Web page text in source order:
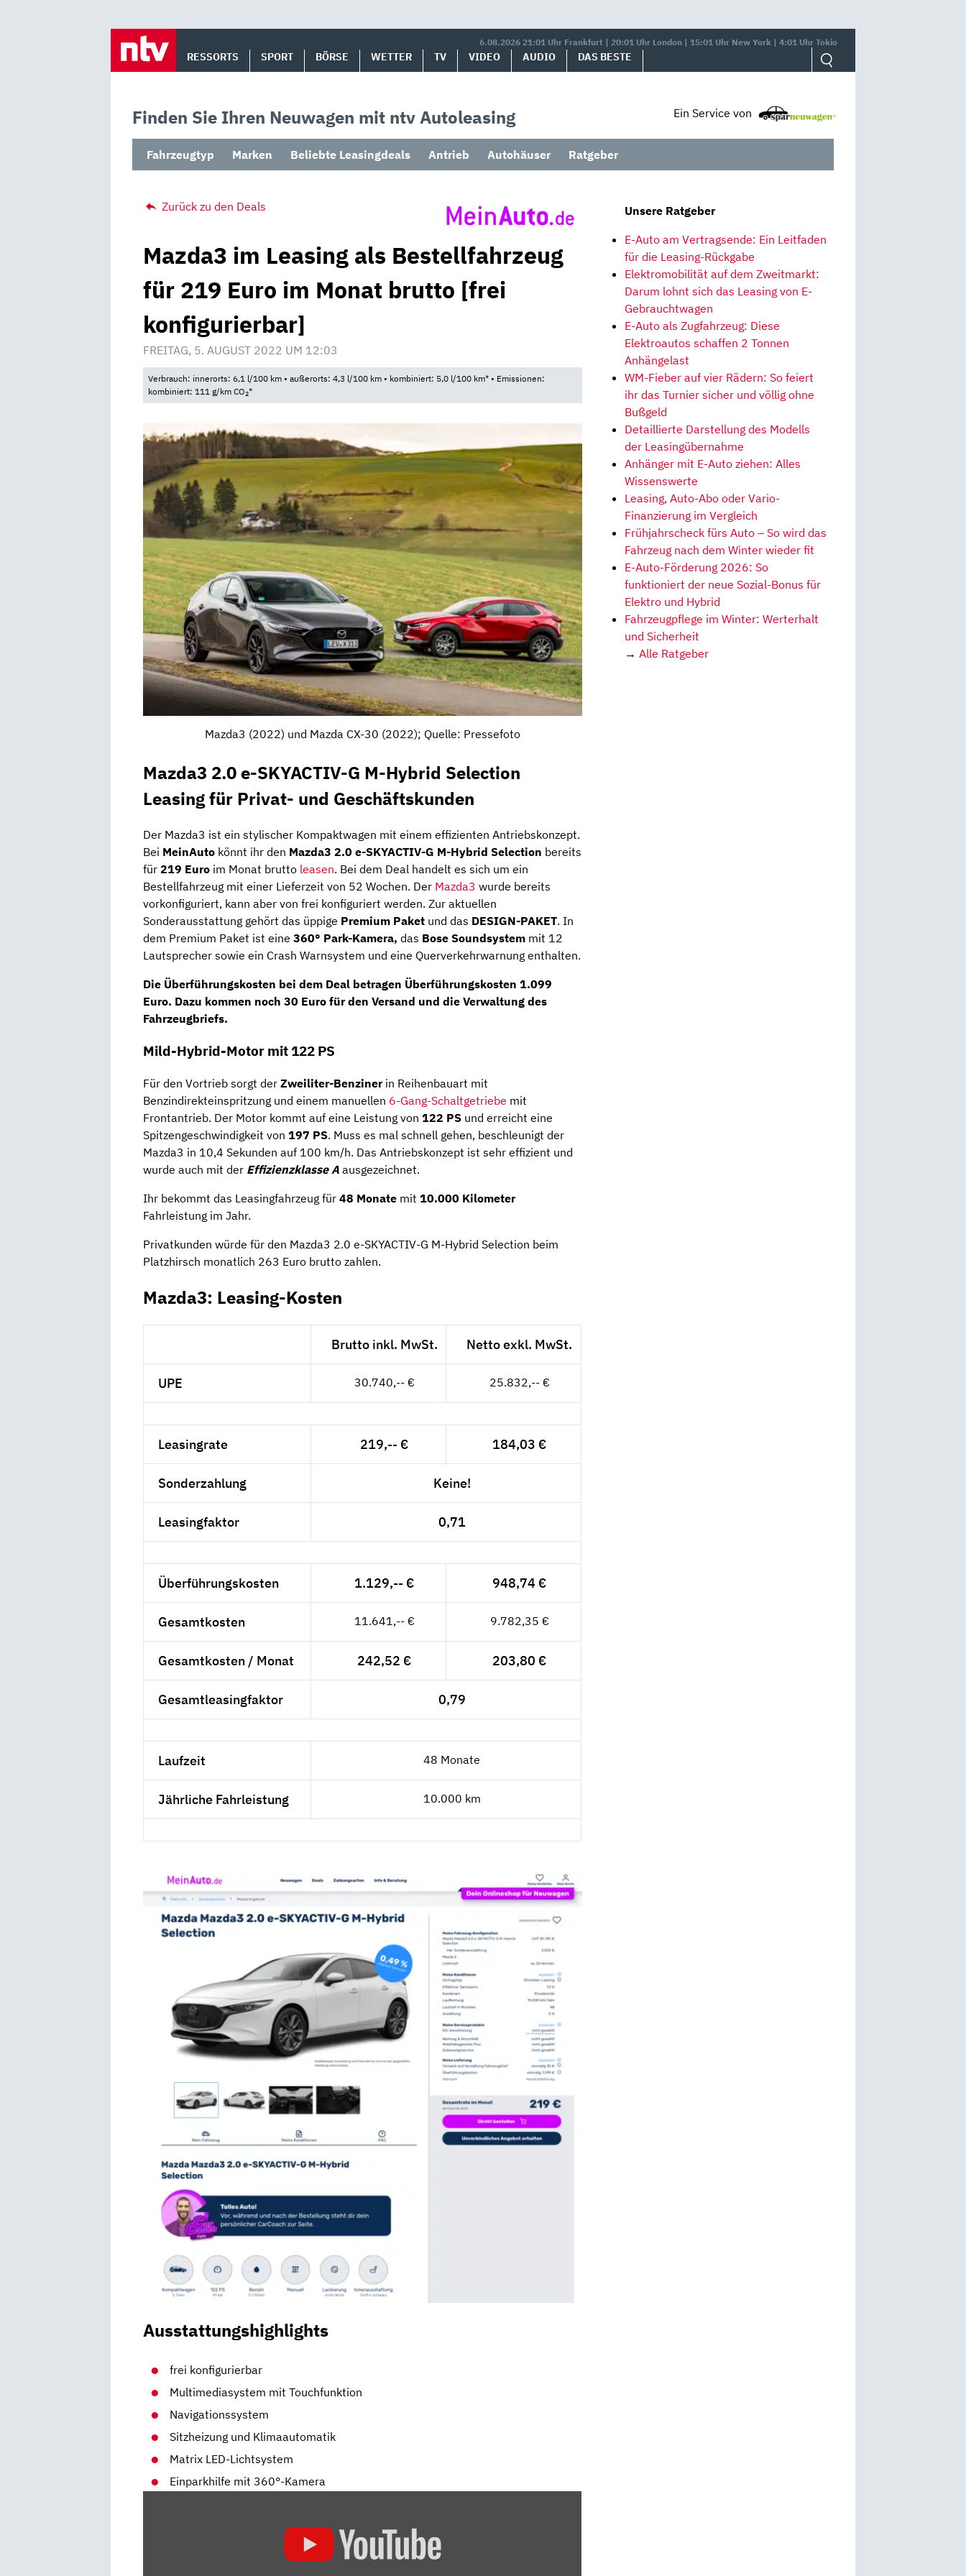
6.08.2026 21:01 Uhr Frankfurt | 20:01 Uhr London | 15:01 Uhr New York | 4:01 Uhr Tokio
RESSORTS SPORT BÖRSE WETTER TV VIDEO AUDIO DAS BESTE
Finden Sie Ihren Neuwagen mit ntv Autoleasing Ein Service von
Fahrzeugtyp Marken Beliebte Leasingdeals Antrieb Autohäuser Ratgeber
Zurück zu den Deals
Mazda3 im Leasing als Bestellfahrzeug
für 219 Euro im Monat brutto [frei
konfigurierbar]
FREITAG, 5. AUGUST 2022 UM 12:03
Verbrauch: innerorts: 6,1 l/100 km • außerorts: 4,3 l/100 km • kombiniert: 5,0 l/100 km* • Emissionen:
kombiniert: 111 g/km CO2*
Mazda3 (2022) und Mazda CX-30 (2022); Quelle: Pressefoto
Mazda3 2.0 e-SKYACTIV-G M-Hybrid Selection
Leasing für Privat- und Geschäftskunden
Der Mazda3 ist ein stylischer Kompaktwagen mit einem effizienten Antriebskonzept.
Bei MeinAuto könnt ihr den Mazda3 2.0 e-SKYACTIV-G M-Hybrid Selection bereits
für 219 Euro im Monat brutto leasen. Bei dem Deal handelt es sich um ein
Bestellfahrzeug mit einer Lieferzeit von 52 Wochen. Der Mazda3 wurde bereits
vorkonfiguriert, kann aber von frei konfiguriert werden. Zur aktuellen
Sonderausstattung gehört das üppige Premium Paket und das DESIGN-PAKET. In
dem Premium Paket ist eine 360° Park-Kamera, das Bose Soundsystem mit 12
Lautsprecher sowie ein Crash Warnsystem und eine Querverkehrwarnung enthalten.
Die Überführungskosten bei dem Deal betragen Überführungskosten 1.099
Euro. Dazu kommen noch 30 Euro für den Versand und die Verwaltung des
Fahrzeugbriefs.
Mild-Hybrid-Motor mit 122 PS
Für den Vortrieb sorgt der Zweiliter-Benzinerin Reihenbauart mit
Benzindirekteinspritzung und einem manuellen 6-Gang-Schaltgetriebe mit
Frontantrieb. Der Motor kommt auf eine Leistung von 122 PS und erreicht eine
Spitzengeschwindigkeit von 197 PS. Muss es mal schnell gehen, beschleunigt der
Mazda3 in 10,4 Sekunden auf 100 km/h. Das Antriebskonzept ist sehr effizient und
wurde auch mit der Effizienzklasse A ausgezeichnet.
Ihr bekommt das Leasingfahrzeug für 48 Monate mit 10.000 Kilometer
Fahrleistung im Jahr.
Privatkunden würde für den Mazda3 2.0 e-SKYACTIV-G M-Hybrid Selection beim
Platzhirsch monatlich 263 Euro brutto zahlen.
Mazda3: Leasing-Kosten
Brutto inkl. MwSt. Netto exkl. MwSt.
UPE 30.740,-- € 25.832,-- €
Leasingrate 219,-- € 184,03 €
Sonderzahlung Keine!
Leasingfaktor 0,71
Überführungskosten 1.129,-- € 948,74 €
Gesamtkosten 11.641,-- € 9.782,35 €
Gesamtkosten / Monat 242,52 € 203,80 €
Gesamtleasingfaktor 0,79
Laufzeit 48 Monate
Jährliche Fahrleistung 10.000 km
Ausstattungshighlights
frei konfigurierbar
Multimediasystem mit Touchfunktion
Navigationssystem
Sitzheizung und Klimaautomatik
Matrix LED-Lichtsystem
Einparkhilfe mit 360°-Kamera
Unsere Ratgeber
E-Auto am Vertragsende: Ein Leitfaden
für die Leasing-Rückgabe
Elektromobilität auf dem Zweitmarkt:
Darum lohnt sich das Leasing von E-
Gebrauchtwagen
E-Auto als Zugfahrzeug: Diese
Elektroautos schaffen 2 Tonnen
Anhängelast
WM-Fieber auf vier Rädern: So feiert
ihr das Turnier sicher und völlig ohne
Bußgeld
Detaillierte Darstellung des Modells
der Leasingübernahme
Anhänger mit E-Auto ziehen: Alles
Wissenswerte
Leasing, Auto-Abo oder Vario-
Finanzierung im Vergleich
Frühjahrscheck fürs Auto – So wird das
Fahrzeug nach dem Winter wieder fit
E-Auto-Förderung 2026: So
funktioniert der neue Sozial-Bonus für
Elektro und Hybrid
Fahrzeugpflege im Winter: Werterhalt
und Sicherheit
→ Alle Ratgeber